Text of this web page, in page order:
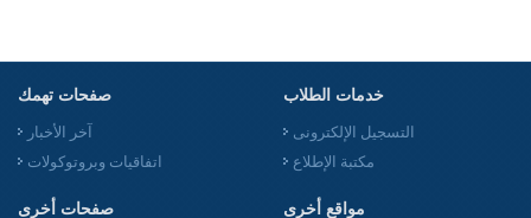
صفحات تهمك
آخر الأخبار
اتفاقيات وبروتوكولات
خدمات الطلاب
التسجيل الإلكترونى
مكتبة الإطلاع
صفحات أخرى مواقع أخرى